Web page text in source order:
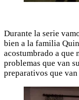
Durante la serie
bien a la familia
acostumbrado a que
problemas que van
preparativos que